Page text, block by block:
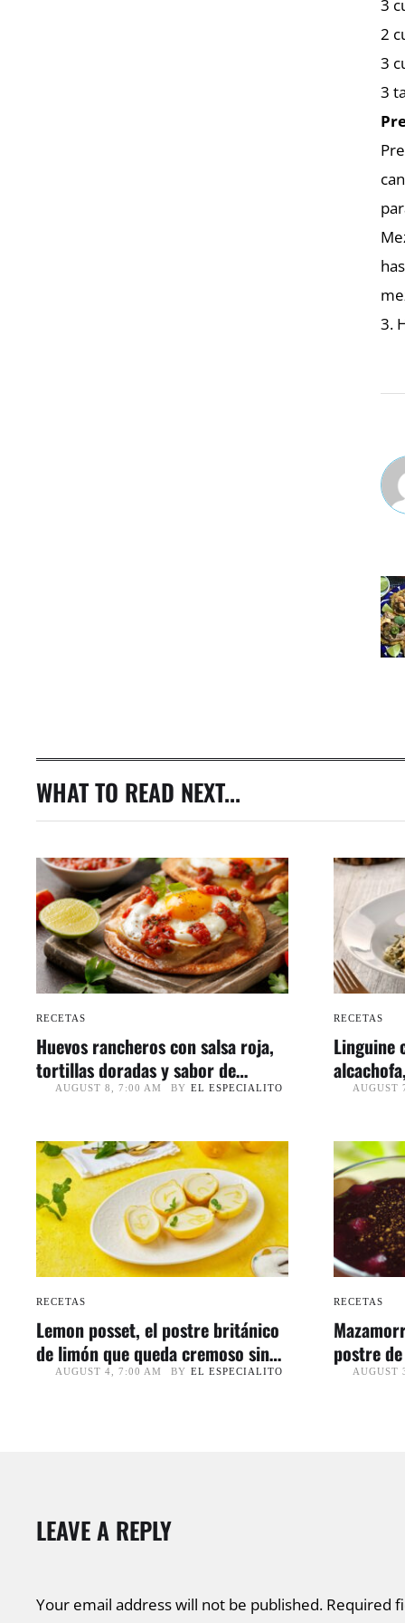
3
2
3
3
3.
WHAT TO READ NEXT...
RECETAS
Huevos rancheros con salsa roja,
tortillas doradas y sabor de
desayuno mexicano
AUGUST 8, 7:00 AM BY EL ESPECIALITO
RECETAS
Linguine
sabor
AUGUST
RECETAS
Lemon posset, el postre británico
de limón que queda cremoso sin
horno
AUGUST 4, 7:00 AM BY EL ESPECIALITO
RECETAS
postre
deAUGUST
LEAVE A REPLY
Your email address will not be published. Required